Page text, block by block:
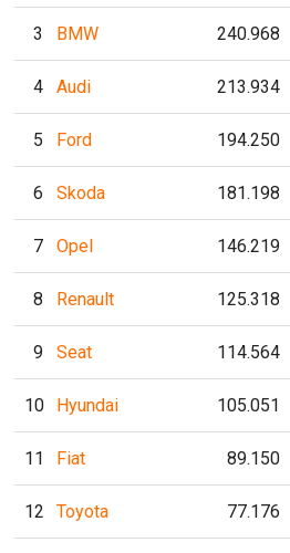
3 BMW 240.968
4 Audi 213.934
5 Ford 194.250
6 Skoda 181.198
7 Opel 146.219
8 Renault 125.318
9 Seat 114.564
10 Hyundai 105.051
11 Fiat 89.150
12 Toyota 77.176